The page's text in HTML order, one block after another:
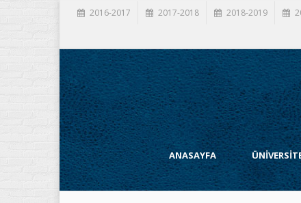
2016-2017 2017-2018 2018-2019
ANASAYFA